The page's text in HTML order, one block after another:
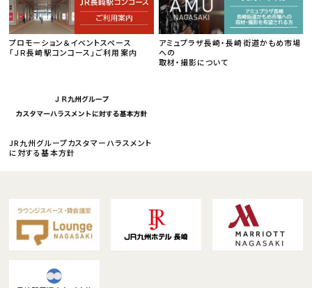
プロモーション＆イベントスペース
「ＪＲ長崎駅コンコース」ご利用案内
アミュプラザ長崎・長崎街道かもめ市場
への
取材・撮影について
JR九州グループカスタマーハラスメント
に対する基本方針